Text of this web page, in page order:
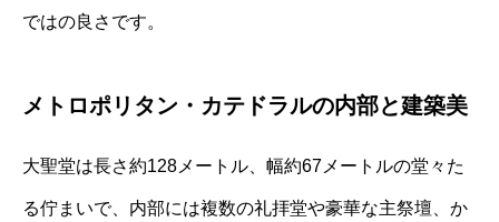
ではの良さです。
メトロポリタン・カテドラルの内部と建築美
大聖堂は長さ約128メートル、幅約67メートルの堂々た
る佇まいで、内部には複数の礼拝堂や豪華な主祭壇、か